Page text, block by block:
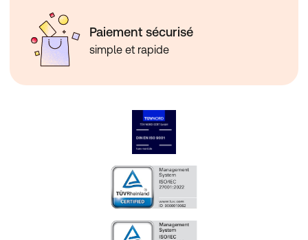
Paiement sécurisé
simple et rapide